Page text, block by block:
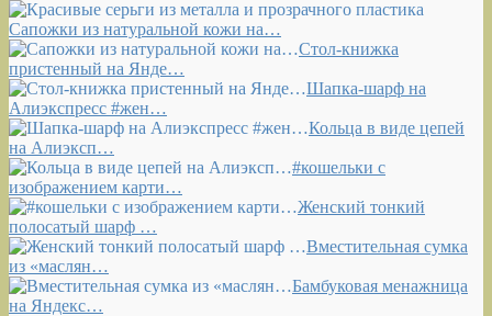
Сапожки из натуральной кожи на…
Стол-книжка
пристенный на Янде…
Шапка-шарф на
Алиэкспресс #жен…
Кольца в виде цепей
на Алиэксп…
#кошельки с
изображением карти…
Женский тонкий
полосатый шарф …
Вместительная сумка
из «маслян…
Бамбуковая менажница
на Яндекс…